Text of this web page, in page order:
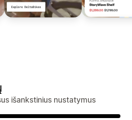
išankstinius nustatymus